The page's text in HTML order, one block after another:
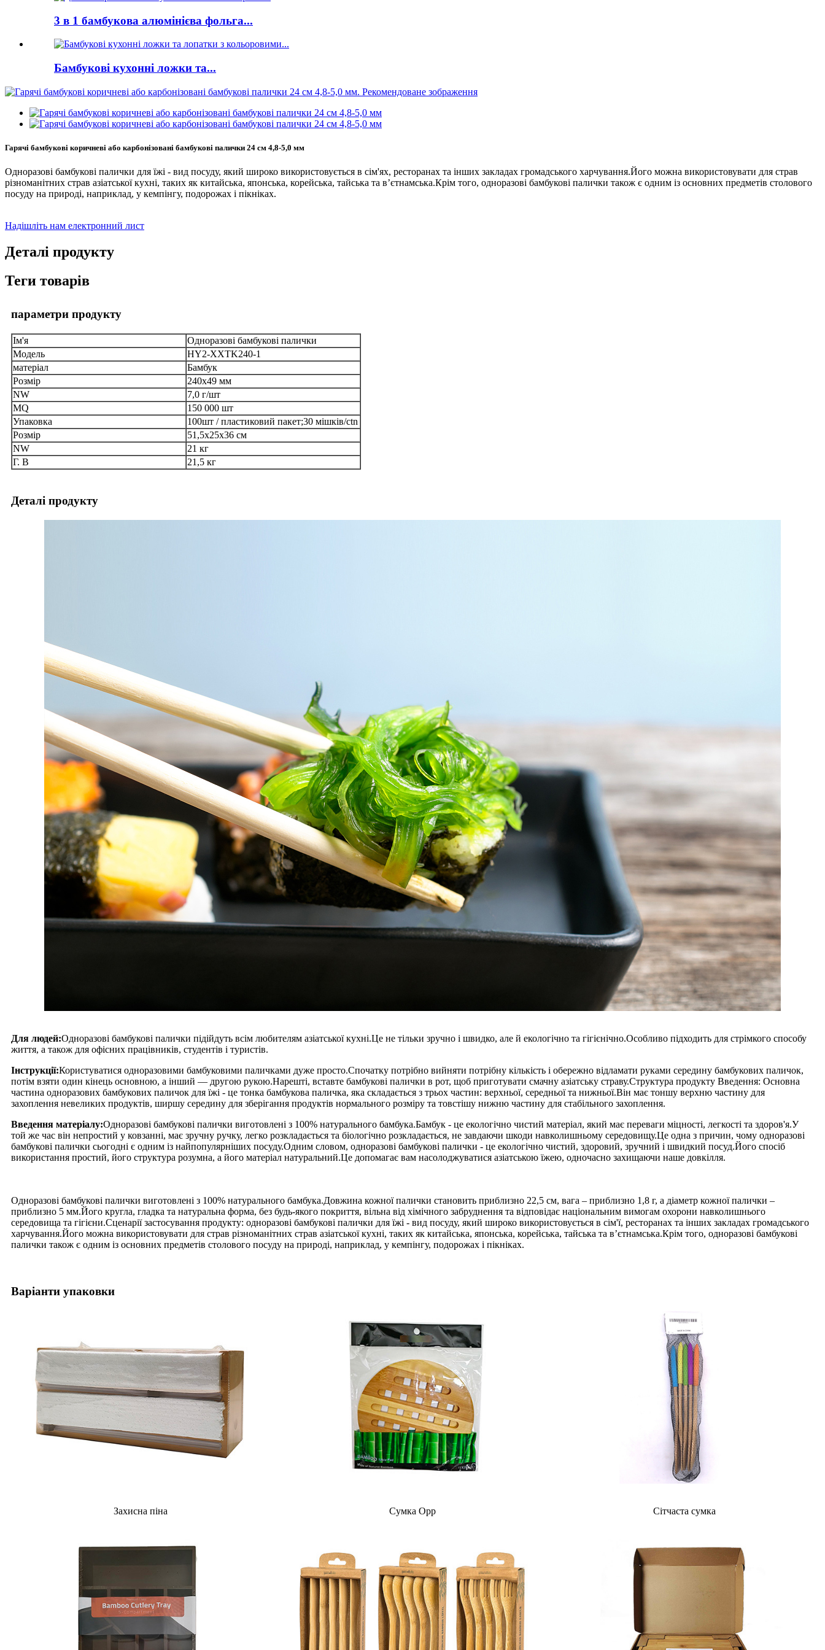
3 в 1 бамбукова алюмінієва фольга...
Бамбукові кухонні ложки та...
Гарячі бамбукові коричневі або карбонізовані бамбукові палички 24 см 4,8-5,0 мм
Одноразові бамбукові палички для їжі - вид посуду, який широко використовується в сім'ях, ресторанах та інших закладах громадського харчування.Його можна використовувати для страв
різноманітних страв азіатської кухні, таких як китайська, японська, корейська, тайська та в’єтнамська.Крім того, одноразові бамбукові палички також є одним із основних предметів столового
посуду на природі, наприклад, у кемпінгу, подорожах і пікніках.
Надішліть нам електронний лист
Деталі продукту
Теги товарів
параметри продукту
Ім'я
Одноразові бамбукові палички
Модель
HY2-XXTK240-1
матеріал
Бамбук
Розмір
240х49 мм
NW
7,0 г/шт
MQ
150 000 шт
Упаковка
100шт / пластиковий пакет;30 мішків/ctn
Розмір
51,5х25х36 см
NW
21 кг
Г. В
21,5 кг
Деталі продукту
Для людей:Одноразові бамбукові палички підійдуть всім любителям азіатської кухні.Це не тільки зручно і швидко, але й екологічно та гігієнічно.Особливо підходить для стрімкого способу
життя, а також для офісних працівників, студентів і туристів.
Інструкції:Користуватися одноразовими бамбуковими паличками дуже просто.Спочатку потрібно вийняти потрібну кількість і обережно відламати руками середину бамбукових паличок,
потім взяти один кінець основною, а інший — другою рукою.Нарешті, вставте бамбукові палички в рот, щоб приготувати смачну азіатську страву.Структура продукту Введення: Основна
частина одноразових бамбукових паличок для їжі - це тонка бамбукова паличка, яка складається з трьох частин: верхньої, середньої та нижньої.Він має тоншу верхню частину для
захоплення невеликих продуктів, ширшу середину для зберігання продуктів нормального розміру та товстішу нижню частину для стабільного захоплення.
Введення матеріалу:Одноразові бамбукові палички виготовлені з 100% натурального бамбука.Бамбук - це екологічно чистий матеріал, який має переваги міцності, легкості та здоров'я.У
той же час він непростий у ковзанні, має зручну ручку, легко розкладається та біологічно розкладається, не завдаючи шкоди навколишньому середовищу.Це одна з причин, чому одноразові
бамбукові палички сьогодні є одним із найпопулярніших посуду.Одним словом, одноразові бамбукові палички - це екологічно чистий, здоровий, зручний і швидкий посуд.Його спосіб
використання простий, його структура розумна, а його матеріал натуральний.Це допомагає вам насолоджуватися азіатською їжею, одночасно захищаючи наше довкілля.
Одноразові бамбукові палички виготовлені з 100% натурального бамбука.Довжина кожної палички становить приблизно 22,5 см, вага – приблизно 1,8 г, а діаметр кожної палички –
приблизно 5 мм.Його кругла, гладка та натуральна форма, без будь-якого покриття, вільна від хімічного забруднення та відповідає національним вимогам охорони навколишнього
середовища та гігієни.Сценарії застосування продукту: одноразові бамбукові палички для їжі - вид посуду, який широко використовується в сім'ї, ресторанах та інших закладах громадського
харчування.Його можна використовувати для страв різноманітних страв азіатської кухні, таких як китайська, японська, корейська, тайська та в’єтнамська.Крім того, одноразові бамбукові
палички також є одним із основних предметів столового посуду на природі, наприклад, у кемпінгу, подорожах і пікніках.
Варіанти упаковки
Захисна піна Сумка Opp Сітчаста сумка